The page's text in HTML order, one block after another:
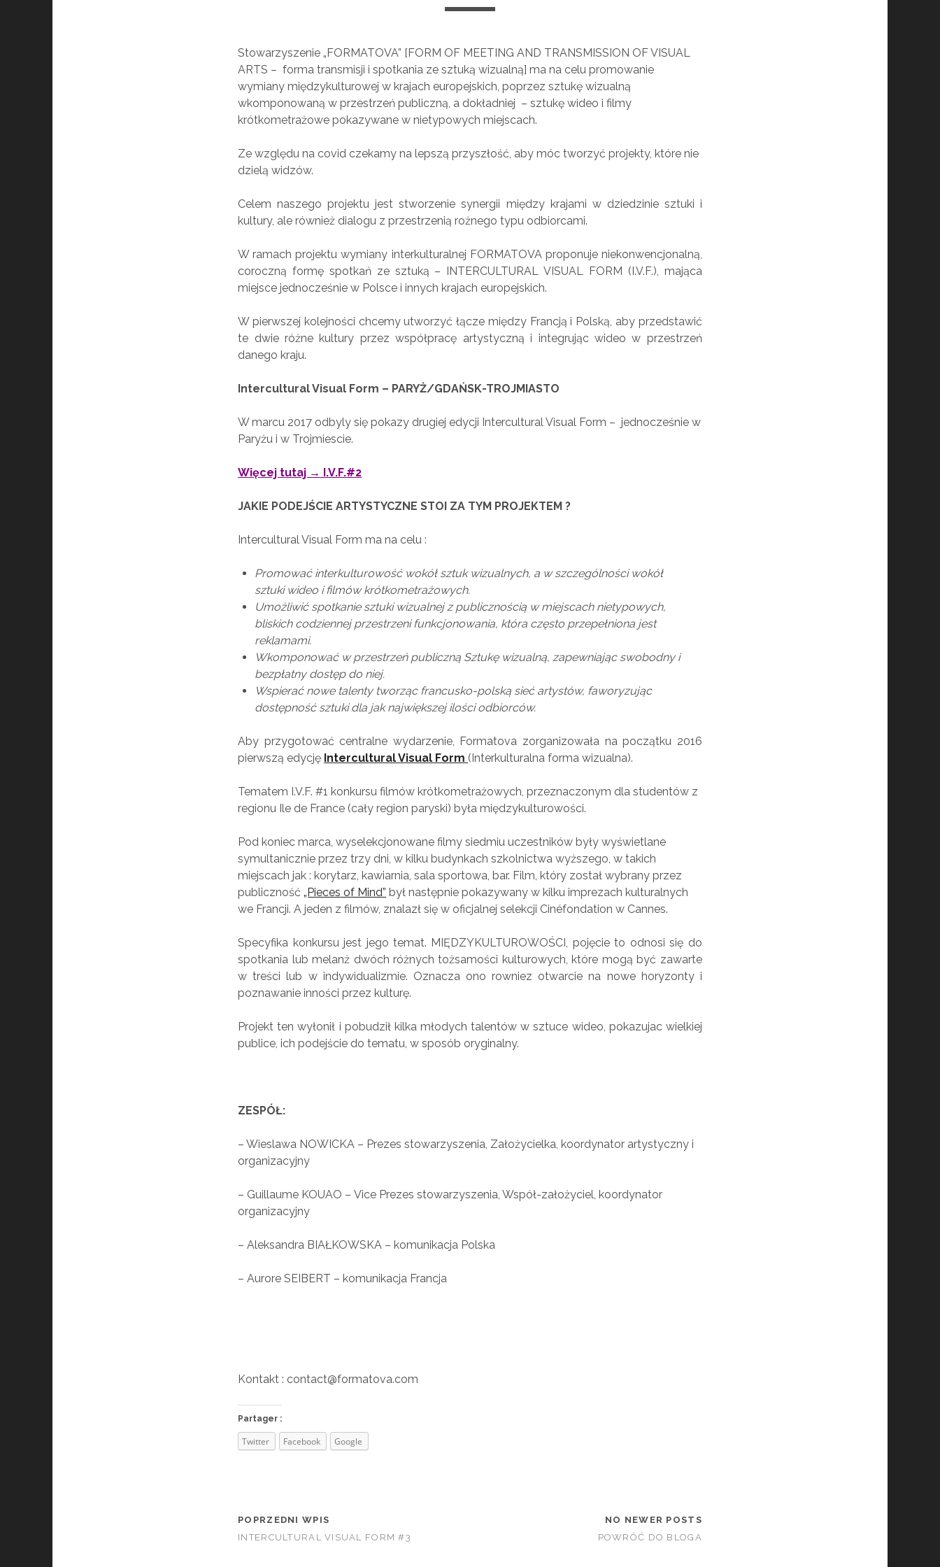
Stowarzyszenie „FORMATOVA” [FORM OF MEETING AND TRANSMISSION OF VISUAL
ARTS – forma transmisji i spotkania ze sztuką wizualną] ma na celu promowanie
wymiany międzykulturowej w krajach europejskich, poprzez sztukę wizualną
wkomponowaną w przestrzeń publiczną, a dokładniej – sztukę wideo i filmy
krótkometrażowe pokazywane w nietypowych miejscach.
Ze względu na covid czekamy na lepszą przyszłość, aby móc tworzyć projekty, które nie
dzielą widzów.
Celem naszego projektu jest stworzenie synergii między krajami w dziedzinie sztuki i
kultury, ale również dialogu z przestrzenią rożnego typu odbiorcami.
W ramach projektu wymiany interkulturalnej FORMATOVA proponuje niekonwencjonalną,
coroczną formę spotkań ze sztuką – INTERCULTURAL VISUAL FORM (I.V.F.), mająca
miejsce jednocześnie w Polsce i innych krajach europejskich.
W pierwszej kolejności chcemy utworzyć łącze między Francją i Polską, aby przedstawić
te dwie różne kultury przez współpracę artystyczną i integrując wideo w przestrzeń
danego kraju.
Intercultural Visual Form – PARYŻ/GDAŃSK-TROJMIASTO
W marcu 2017 odbyly się pokazy drugiej edycji Intercultural Visual Form – jednocześnie w
Paryżu i w Trojmiescie.
Więcej tutaj → I.V.F.#2
JAKIE PODEJŚCIE ARTYSTYCZNE STOI ZA TYM PROJEKTEM ?
Intercultural Visual Form ma na celu :
Promować interkulturowość wokół sztuk wizualnych, a w szczególności wokół
sztuki wideo i filmów krótkometrażowych.
Umożliwić spotkanie sztuki wizualnej z publicznością w miejscach nietypowych,
bliskich codziennej przestrzeni funkcjonowania, która często przepełniona jest
reklamami.
Wkomponować w przestrzeń publiczną Sztukę wizualną, zapewniając swobodny i
bezpłatny dostęp do niej.
Wspierać nowe talenty tworząc francusko-polską sieć artystów, faworyzując
dostępność sztuki dla jak największej ilości odbiorców.
Aby przygotować centralne wydarzenie, Formatova zorganizowała na początku 2016
pierwszą edycję Intercultural Visual Form (Interkulturalna forma wizualna).
Tematem I.V.F. #1 konkursu filmów krótkometrażowych, przeznaczonym dla studentów z
regionu Ile de France (cały region paryski) była międzykulturowości.
Pod koniec marca, wyselekcjonowane filmy siedmiu uczestników były wyświetlane
symultanicznie przez trzy dni, w kilku budynkach szkolnictwa wyższego, w takich
miejscach jak : korytarz, kawiarnia, sala sportowa, bar. Film, który został wybrany przez
publiczność„Pieces of Mind” był następnie pokazywany w kilku imprezach kulturalnych
we Francji. A jeden z filmów, znalazł się w oficjalnej selekcji Cinéfondation w Cannes.
Specyfika konkursu jest jego temat. MIĘDZYKULTUROWOŚCI, pojęcie to odnosi się do
spotkania lub melanż dwóch różnych tożsamości kulturowych, które mogą być zawarte
w treści lub w indywidualizmie. Oznacza ono rowniez otwarcie na nowe horyzonty i
poznawanie inności przez kulturę.
Projekt ten wyłonił i pobudził kilka młodych talentów w sztuce wideo, pokazujac wielkiej
publice, ich podejście do tematu, w sposób oryginalny.
ZESPÓŁ:
– Wieslawa NOWICKA – Prezes stowarzyszenia, Założycielka, koordynator artystyczny i
organizacyjny
– Guillaume KOUAO – Vice Prezes stowarzyszenia, Współ-założyciel, koordynator
organizacyjny
– Aleksandra BIAŁKOWSKA – komunikacja Polska
– Aurore SEIBERT – komunikacja Francja
Kontakt : contact@formatova.com
Partager :
Twitter Facebook Google
POPRZEDNI WPIS
INTERCULTURAL VISUAL FORM #3
NO NEWER POSTS
POWRÓĆ DO BLOGA